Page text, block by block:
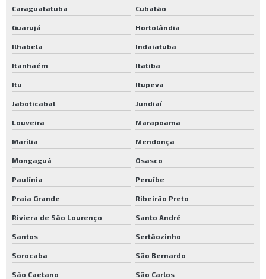
Caraguatatuba Cubatão
Guarujá Hortolândia
Ilhabela Indaiatuba
Itanhaém Itatiba
Itu Itupeva
Jaboticabal Jundiaí
Louveira Marapoama
Marília Mendonça
Mongaguá Osasco
Paulínia Peruíbe
Praia Grande Ribeirão Preto
Riviera de São Lourenço Santo André
Santos Sertãozinho
Sorocaba São Bernardo
São Caetano São Carlos